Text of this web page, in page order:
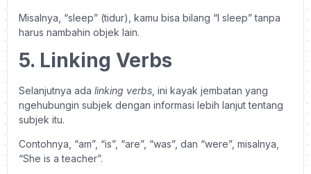
Misalnya, “sleep” (tidur), kamu bisa bilang “I sleep” tanpa
harus nambahin objek lain.
5. Linking Verbs
Selanjutnya ada linking verbs , ini kayak jembatan yang
ngehubungin subjek dengan informasi lebih lanjut tentang
subjek itu.
Contohnya, “am”, “is”, “are”, “was”, dan “were”, misalnya,
“She is a teacher”.